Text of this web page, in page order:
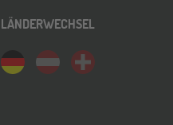
LÄNDERWECHSEL